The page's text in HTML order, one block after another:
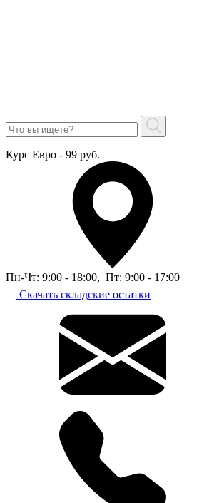
Курс Евро - 99 руб.
Пн-Чт: 9:00 - 18:00, Пт: 9:00 - 17:00
Скачать складские остатки